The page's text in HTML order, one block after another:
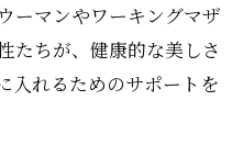
ーマンやワーキングマザ
たちが、健康的な美しさ
入れるためのサポートを